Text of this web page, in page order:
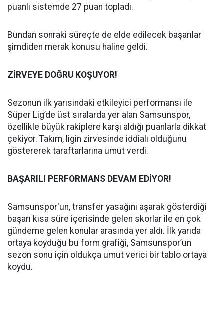
puanlı sistemde 27 puan topladı.
Bundan sonraki süreçte de elde edilecek başarılar
şimdiden merak konusu haline geldi.
ZİRVEYE DOĞRU KOŞUYOR!
Sezonun ilk yarısındaki etkileyici performansı ile
Süper Lig’de üst sıralarda yer alan Samsunspor,
özellikle büyük rakiplere karşı aldığı puanlarla dikkat
çekiyor. Takım, ligin zirvesinde iddialı olduğunu
göstererek taraftarlarına umut verdi.
BAŞARILI PERFORMANS DEVAM EDİYOR!
Samsunspor'un, transfer yasağını aşarak gösterdiği
başarı kısa süre içerisinde gelen skorlar ile en çok
gündeme gelen konular arasında yer aldı. İlk yarıda
ortaya koyduğu bu form grafiği, Samsunspor’un
sezon sonu için oldukça umut verici bir tablo ortaya
koydu.